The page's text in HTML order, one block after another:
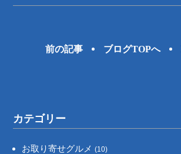
前の記事 ブログTOPへ
カテゴリー
お取り寄せグルメ(10)